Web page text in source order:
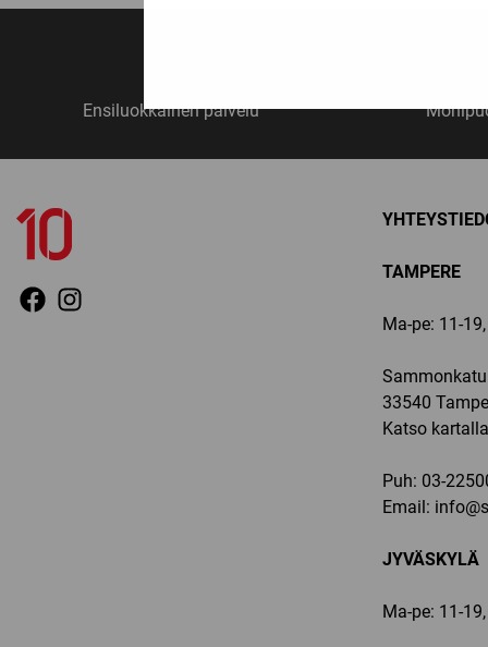
Ensiluokkainen palvelu
TAMPERE
Ma-pe: 11-
33540
Katso kartalla
Puh: 03-
Email:
JYVÄSKYLÄ
Ma-pe: 11-